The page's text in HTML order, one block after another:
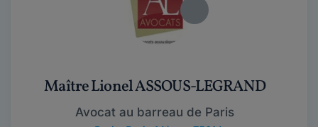
Maître Lionel ASSOUS-LEGRAND
Avocat au barreau de Paris